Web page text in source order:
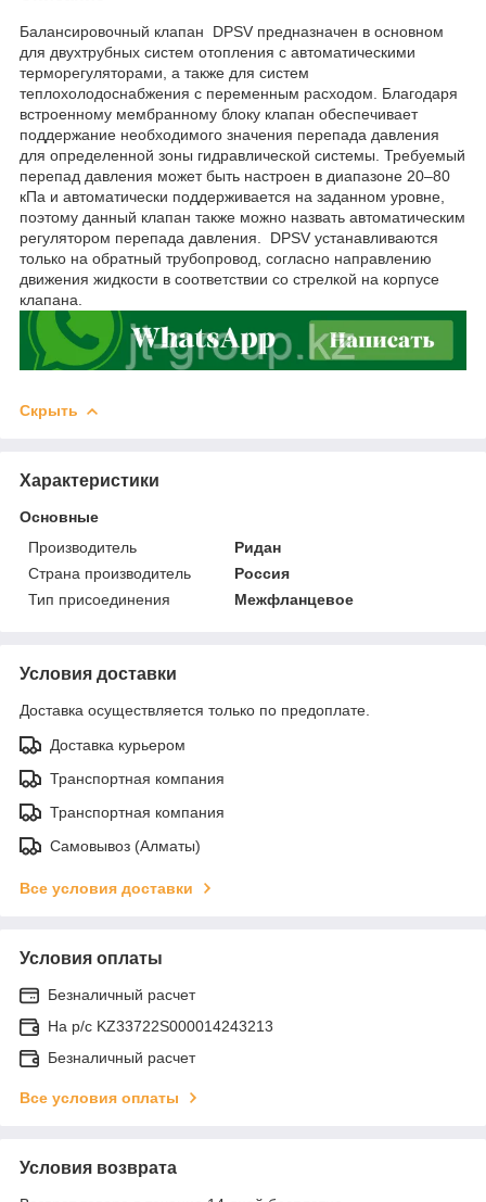
Балансировочный клапан DPSV предназначен в основном
для двухтрубных систем отопления с автоматическими
терморегуляторами, а также для систем
теплохолодоснабжения с переменным расходом. Благодаря
встроенному мембранному блоку клапан обеспечивает
поддержание необходимого значения перепада давления
для определенной зоны гидравлической системы. Требуемый
перепад давления может быть настроен в диапазоне 20–80
кПа и автоматически поддерживается на заданном уровне,
поэтому данный клапан также можно назвать автоматическим
регулятором перепада давления. DPSV устанавливаются
только на обратный трубопровод, согласно направлению
движения жидкости в соответствии со стрелкой на корпусе
клапана.
Скрыть
Характеристики
Основные
Производитель
Ридан
Страна производитель
Россия
Тип присоединения
Межфланцевое
Условия доставки
Доставка осуществляется только по предоплате.
Доставка курьером
Транспортная компания
Транспортная компания
Самовывоз (Алматы)
Все условия доставки
Условия оплаты
Безналичный расчет
На р/c KZ33722S000014243213
Безналичный расчет
Все условия оплаты
Условия возврата